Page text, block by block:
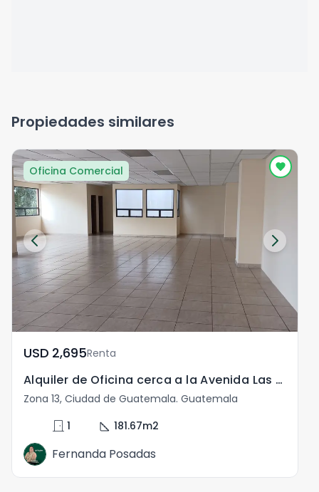
Propiedades similares
Oficina Comercial
USD	2,695Renta
Alquiler de Oficina cerca a la Avenida Las Américas
Zona 13, Ciudad de Guatemala. Guatemala
door_front 1 square_foot 181.67m2
Fernanda Posadas